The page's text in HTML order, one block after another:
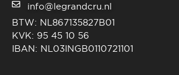
info@legrandcru.nl
BTW: NL867135827B01
KVK: 95 45 10 56
IBAN: NL03INGB0110721101